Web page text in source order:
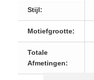
Stijl:
Motiefgrootte:
Totale
Afmetingen: